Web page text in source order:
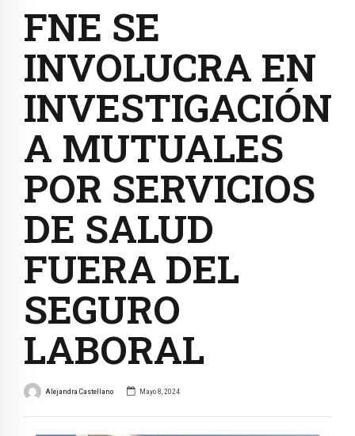
FNE SE
INVOLUCRA EN
INVESTIGACIÓN
A MUTUALES
POR SERVICIOS
DE SALUD
FUERA DEL
SEGURO
LABORAL
Alejandra Castellano Mayo 8, 2024